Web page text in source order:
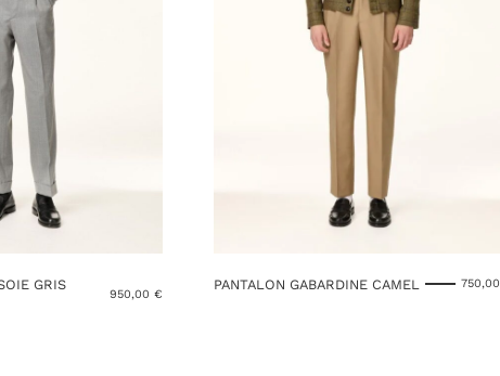
GRIS
950,00 €
PANTALON GABARDINE CAMEL 750,00